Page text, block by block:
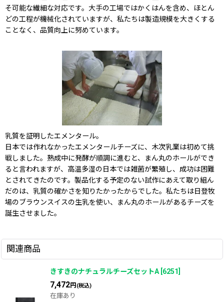
そ可能な繊細な対応です。大手の工場ではかくはんを含め、ほとん
どの工程が機械化されていますが、私たちは製造規模を大きくする
ことなく、品質向上に努めています。
乳質を証明したエメンタール。
日本では作れなかったエメンタールチーズに、木次乳業は初めて挑
戦しました。熟成中に発酵が順調に進むと、まん丸のホールができ
ると言われますが、高温多湿の日本では雑菌が繁殖し、成功は困難
とされてきたのです。製品化する予定のない試作にあえて取り組ん
だのは、乳質の確かさを知りたかったからでした。私たちは日登牧
場のブラウンスイスの生乳を使い、まん丸のホールがあるチーズを
誕生させました。
関連商品
きすきのナチュラルチーズセットA 6251
7,472円 (税込)
在庫あり